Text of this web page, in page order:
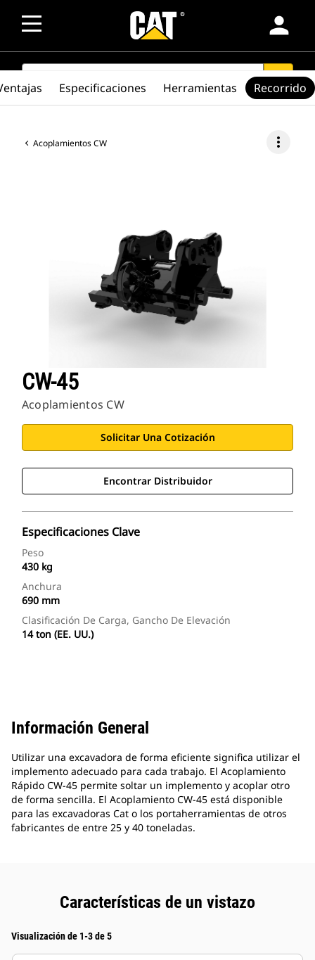
person
SEARCH search
Acoplamientos CW more_vert
CW-45
Acoplamientos CW
Solicitar Una Cotización
Encontrar Distribuidor
Especificaciones Clave
Peso
430 kg
Anchura
690 mm
Clasificación De Carga, Gancho De Elevación
14 ton (EE. UU.)
Especificaciones Herramientas Recorrido
Información General
Utilizar una excavadora de forma eficiente significa utilizar el
implemento adecuado para cada trabajo. El Acoplamiento
Rápido CW-45 permite soltar un implemento y acoplar otro
de forma sencilla. El Acoplamiento CW-45 está disponible
para las excavadoras Cat o los portaherramientas de otros
fabricantes de entre 25 y 40 toneladas.
Características de un vistazo
Visualización de 1-3 de 5